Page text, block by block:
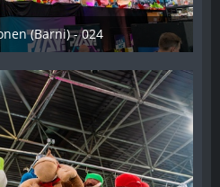
(Barni) - 024